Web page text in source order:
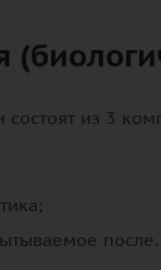
из 3
после.